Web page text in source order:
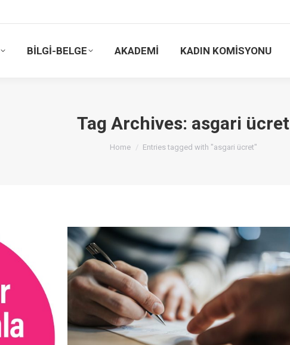
BİLGİ-BELGE AKADEMİ KADIN KOMİSYONU
Tag Archives: asgari ücret
You are here:
Home Entries tagged with "asgari ücret"